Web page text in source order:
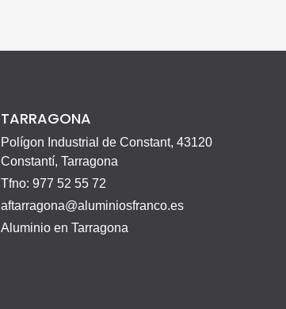
TARRAGONA
Polígon Industrial de Constant, 43120
Constantí, Tarragona
Tfno: 977 52 55 72
aftarragona@aluminiosfranco.es
Aluminio en Tarragona